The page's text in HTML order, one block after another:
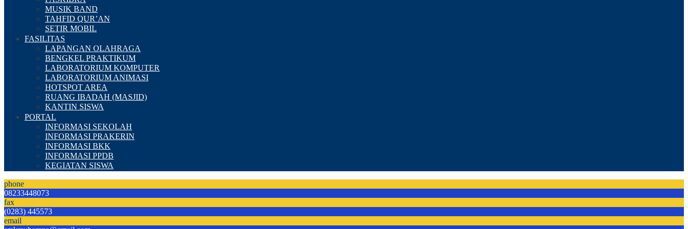
MUSIK BAND
TAHFID QUR’AN
SETIR MOBIL
FASILITAS
LAPANGAN OLAHRAGA
BENGKEL PRAKTIKUM
LABORATORIUM KOMPUTER
LABORATORIUM ANIMASI
HOTSPOT AREA
RUANG IBADAH (MASJID)
KANTIN SISWA
PORTAL
INFORMASI SEKOLAH
INFORMASI PRAKERIN
INFORMASI BKK
INFORMASI PPDB
KEGIATAN SISWA
phone
08233448073
fax
(0283) 445573
email